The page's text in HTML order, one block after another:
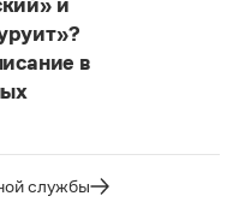
и
в
слова,
службы